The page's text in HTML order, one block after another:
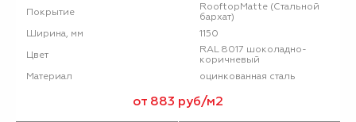
Покрытие
RooftopMatte (Стальной
бархат)
Ширина, мм
1150
Цвет
RAL 8017 шоколадно-
коричневый
Материал
оцинкованная сталь
от 883 руб/м2